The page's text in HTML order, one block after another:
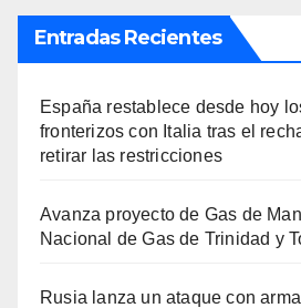
Entradas Recientes
España restablece desde hoy
fronterizos con Italia tras el
retirar las restricciones
Avanza proyecto de Gas de
Nacional de Gas de Trinidad y
Rusia lanza un ataque con